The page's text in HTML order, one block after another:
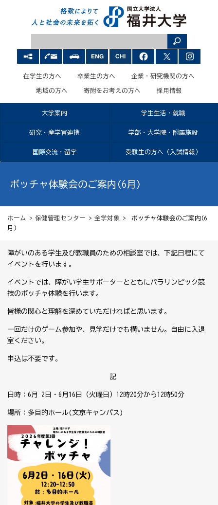
在学生の方へ 卒業生の方へ 企業・研究機関の方へ
地域の方へ 寄附をお考えの方へ 採用情報
大学案内 学生生活・就職
研究・産学官連携 学部・大学院・附属施設
国際交流・留学 受験生の方へ（入試情報）
ボッチャ体験会のご案内(6月)
ホーム > 保健管理センター > 全学対象 > ボッチャ体験会のご案内(6
月)
障がいのある学生及び教職員のための相談室では、下記日程にて
イベントを行います。
イベントでは、障がい学生サポーターとともにパラリンピック競
技のボッチャ体験を行います。
皆様の関心と理解を深めていただければと思います。
一回だけのゲーム参加や、見学だけでも構いません。自由に入退
室ください。
申込は不要です。
記
日時：6 月 2 日・6月16日（火曜日） 12 時20分から12時50分
場所：多目的ホール(文京キャンパス)